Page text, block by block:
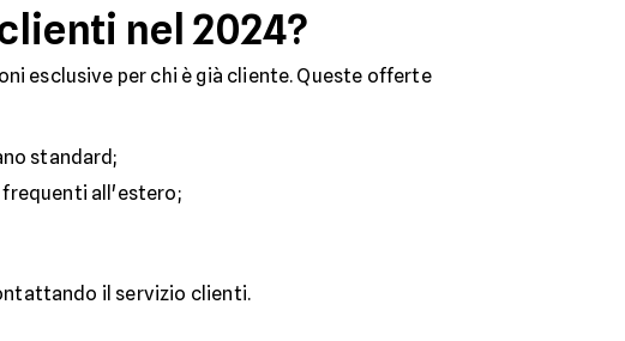
nel 2024?
esclusive per chi è già cliente. Queste offerte
standard;
frequenti all'estero;
il servizio clienti.